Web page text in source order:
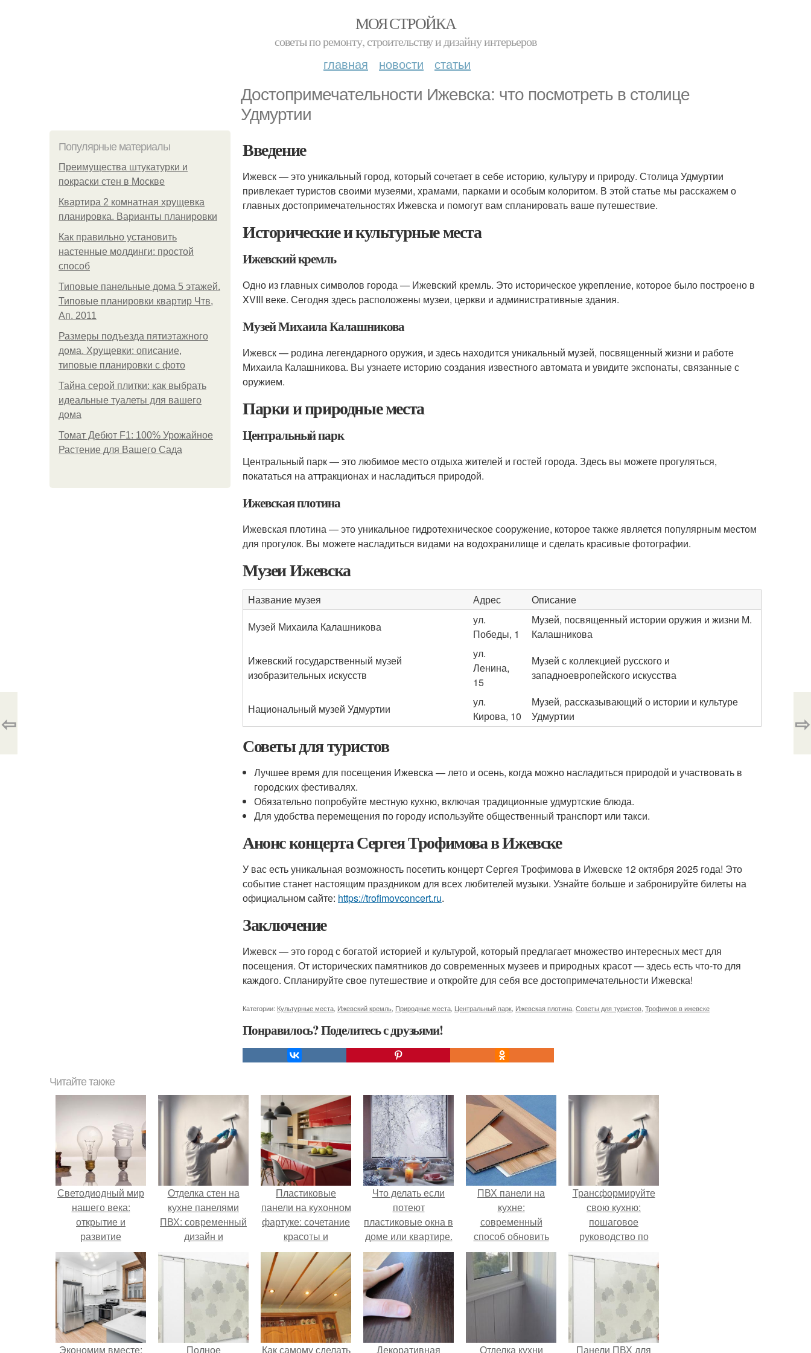
МОЯ СТРОЙКА
советы по ремонту, строительству и дизайну интерьеров
главная новости статьи
Достопримечательности Ижевска: что посмотреть в столице
Удмуртии
Популярные материалы
Преимущества штукатурки и
покраски стен в Москве
Квартира 2 комнатная хрущевка
планировка. Варианты планировки
Как правильно установить
настенные молдинги: простой
способ
Типовые панельные дома 5 этажей.
Типовые планировки квартир Чтв,
Ап. 2011
Размеры подъезда пятиэтажного
дома. Хрущевки: описание,
типовые планировки с фото
Тайна серой плитки: как выбрать
идеальные туалеты для вашего
дома
Томат Дебют F1: 100% Урожайное
Растение для Вашего Сада
Введение
Ижевск — это уникальный город, который сочетает в себе историю, культуру и природу. Столица Удмуртии
привлекает туристов своими музеями, храмами, парками и особым колоритом. В этой статье мы расскажем о
главных достопримечательностях Ижевска и помогут вам спланировать ваше путешествие.
Исторические и культурные места
Ижевский кремль
Одно из главных символов города — Ижевский кремль. Это историческое укрепление, которое было построено в
XVIII веке. Сегодня здесь расположены музеи, церкви и административные здания.
Музей Михаила Калашникова
Ижевск — родина легендарного оружия, и здесь находится уникальный музей, посвященный жизни и работе
Михаила Калашникова. Вы узнаете историю создания известного автомата и увидите экспонаты, связанные с
оружием.
Парки и природные места
Центральный парк
Центральный парк — это любимое место отдыха жителей и гостей города. Здесь вы можете прогуляться,
покататься на аттракционах и насладиться природой.
Ижевская плотина
Ижевская плотина — это уникальное гидротехническое сооружение, которое также является популярным местом
для прогулок. Вы можете насладиться видами на водохранилище и сделать красивые фотографии.
Музеи Ижевска
Название музея Адрес
Описание
Музей Михаила Калашникова
ул.
Победы, 1
Музей, посвященный истории оружия и жизни М.
Калашникова
Ижевский государственный музей
изобразительных искусств
ул.
Ленина,
15
Музей с коллекцией русского и
западноевропейского искусства
Национальный музей Удмуртии
ул.
Кирова, 10
Музей, рассказывающий о истории и культуре
Удмуртии
Советы для туристов
Лучшее время для посещения Ижевска — лето и осень, когда можно насладиться природой и участвовать в
городских фестивалях.
Обязательно попробуйте местную кухню, включая традиционные удмуртские блюда.
Для удобства перемещения по городу используйте общественный транспорт или такси.
Анонс концерта Сергея Трофимова в Ижевске
У вас есть уникальная возможность посетить концерт Сергея Трофимова в Ижевске 12 октября 2025 года! Это
событие станет настоящим праздником для всех любителей музыки. Узнайте больше и забронируйте билеты на
официальном сайте: https://trofimovconcert.ru.
Заключение
Ижевск — это город с богатой историей и культурой, который предлагает множество интересных мест для
посещения. От исторических памятников до современных музеев и природных красот — здесь есть что-то для
каждого. Спланируйте свое путешествие и откройте для себя все достопримечательности Ижевска!
Категории: Культурные места Ижевский кремль Природные места Центральный парк Ижевская плотина Советы для туристов Трофимов в ижевске
Понравилось? Поделитесь с друзьями!
⇦ ⇨
Читайте также
Светодиодный мир
нашего века:
открытие и
развитие
Отделка стен на
кухне панелями
ПВХ: современный
дизайн и
Пластиковые
панели на кухонном
фартуке: сочетание
красоты и
практичности
Что делать если
потеют
пластиковые окна в
доме или квартире.
Причины
запотевания
пластиковых окон
ПВХ панели на
кухне:
современный
способ обновить
интерьер
Трансформируйте
свою кухню:
пошаговое
руководство по
пластиковых
панелей
Экономим вместе: Полное Как самому сделать Декоративная Отделка кухни Панели ПВХ для